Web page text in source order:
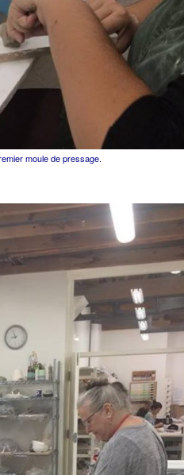
moule de pressage.